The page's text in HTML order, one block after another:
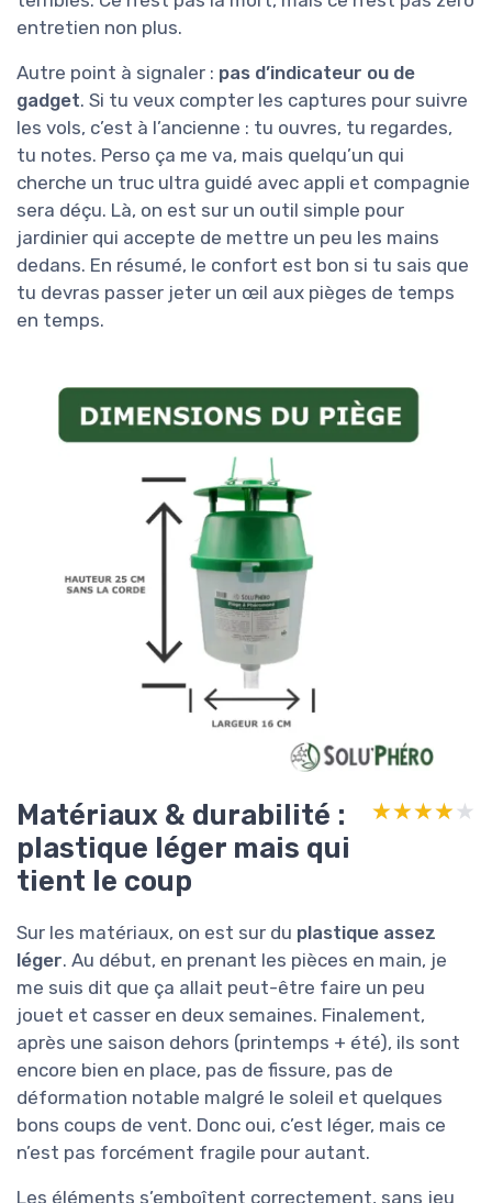
entretien non plus.
Autre point à signaler : pas d’indicateur ou de
gadget. Si tu veux compter les captures pour suivre
les vols, c’est à l’ancienne : tu ouvres, tu regardes,
tu notes. Perso ça me va, mais quelqu’un qui
cherche un truc ultra guidé avec appli et compagnie
sera déçu. Là, on est sur un outil simple pour
jardinier qui accepte de mettre un peu les mains
dedans. En résumé, le confort est bon si tu sais que
tu devras passer jeter un œil aux pièges de temps
en temps.
Matériaux & durabilité :
plastique léger mais qui
tient le coup
★★★★★
★★★★★
Sur les matériaux, on est sur du plastique assez
léger. Au début, en prenant les pièces en main, je
me suis dit que ça allait peut-être faire un peu
jouet et casser en deux semaines. Finalement,
après une saison dehors (printemps + été), ils sont
encore bien en place, pas de fissure, pas de
déformation notable malgré le soleil et quelques
bons coups de vent. Donc oui, c’est léger, mais ce
n’est pas forcément fragile pour autant.
Les éléments s’emboîtent correctement, sans jeu